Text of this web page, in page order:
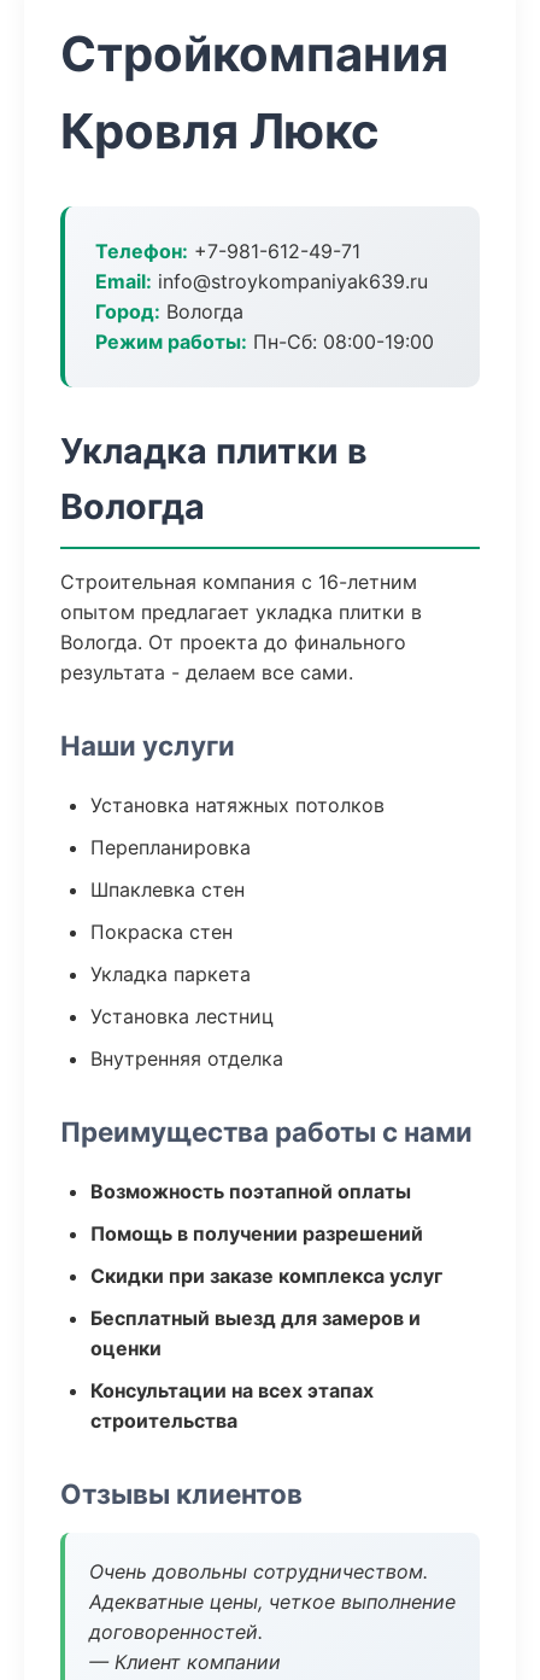
Стройкомпания
Кровля Люкс
Телефон: +7-981-612-49-71
Email: info@stroykompaniyak639.ru
Город: Вологда
Режим работы: Пн-Сб: 08:00-19:00
Укладка плитки в
Вологда
Строительная компания с 16-летним
опытом предлагает укладка плитки в
Вологда. От проекта до финального
результата - делаем все сами.
Наши услуги
Установка натяжных потолков
Перепланировка
Шпаклевка стен
Покраска стен
Укладка паркета
Установка лестниц
Внутренняя отделка
Преимущества работы с нами
Возможность поэтапной оплаты
Помощь в получении разрешений
Скидки при заказе комплекса услуг
Бесплатный выезд для замеров и
оценки
Консультации на всех этапах
строительства
Отзывы клиентов
Очень довольны сотрудничеством.
Адекватные цены, четкое выполнение
договоренностей.
— Клиент компании